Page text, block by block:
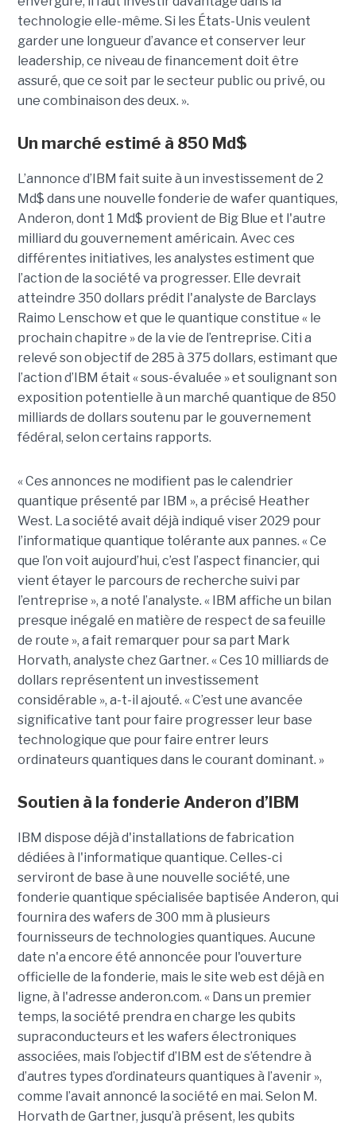
technologie elle-même. Si les États-Unis veulent
garder une longueur d’avance et conserver leur
leadership, ce niveau de financement doit être
assuré, que ce soit par le secteur public ou privé, ou
une combinaison des deux. ».
Un marché estimé à 850 Md$
L’annonce d’IBM fait suite à un investissement de 2
Md$ dans une nouvelle fonderie de wafer quantiques,
Anderon, dont 1 Md$ provient de Big Blue et l'autre
milliard du gouvernement américain. Avec ces
différentes initiatives, les analystes estiment que
l’action de la société va progresser. Elle devrait
atteindre 350 dollars prédit l'analyste de Barclays
Raimo Lenschow et que le quantique constitue « le
prochain chapitre » de la vie de l’entreprise. Citi a
relevé son objectif de 285 à 375 dollars, estimant que
l’action d’IBM était « sous-évaluée » et soulignant son
exposition potentielle à un marché quantique de 850
milliards de dollars soutenu par le gouvernement
fédéral, selon certains rapports.
« Ces annonces ne modifient pas le calendrier
quantique présenté par IBM », a précisé Heather
West. La société avait déjà indiqué viser 2029 pour
l’informatique quantique tolérante aux pannes. « Ce
que l’on voit aujourd’hui, c’est l’aspect financier, qui
vient étayer le parcours de recherche suivi par
l’entreprise », a noté l’analyste. « IBM affiche un bilan
presque inégalé en matière de respect de sa feuille
de route », a fait remarquer pour sa part Mark
Horvath, analyste chez Gartner. « Ces 10 milliards de
dollars représentent un investissement
considérable », a-t-il ajouté. « C’est une avancée
significative tant pour faire progresser leur base
technologique que pour faire entrer leurs
ordinateurs quantiques dans le courant dominant. »
Soutien à la fonderie Anderon d’IBM
IBM dispose déjà d'installations de fabrication
dédiées à l'informatique quantique. Celles-ci
serviront de base à une nouvelle société, une
fonderie quantique spécialisée baptisée Anderon, qui
fournira des wafers de 300 mm à plusieurs
fournisseurs de technologies quantiques. Aucune
date n'a encore été annoncée pour l'ouverture
officielle de la fonderie, mais le site web est déjà en
ligne, à l'adresse anderon.com. « Dans un premier
temps, la société prendra en charge les qubits
supraconducteurs et les wafers électroniques
associées, mais l’objectif d’IBM est de s’étendre à
d’autres types d’ordinateurs quantiques à l’avenir »,
comme l’avait annoncé la société en mai. Selon M.
Horvath de Gartner, jusqu’à présent, les qubits